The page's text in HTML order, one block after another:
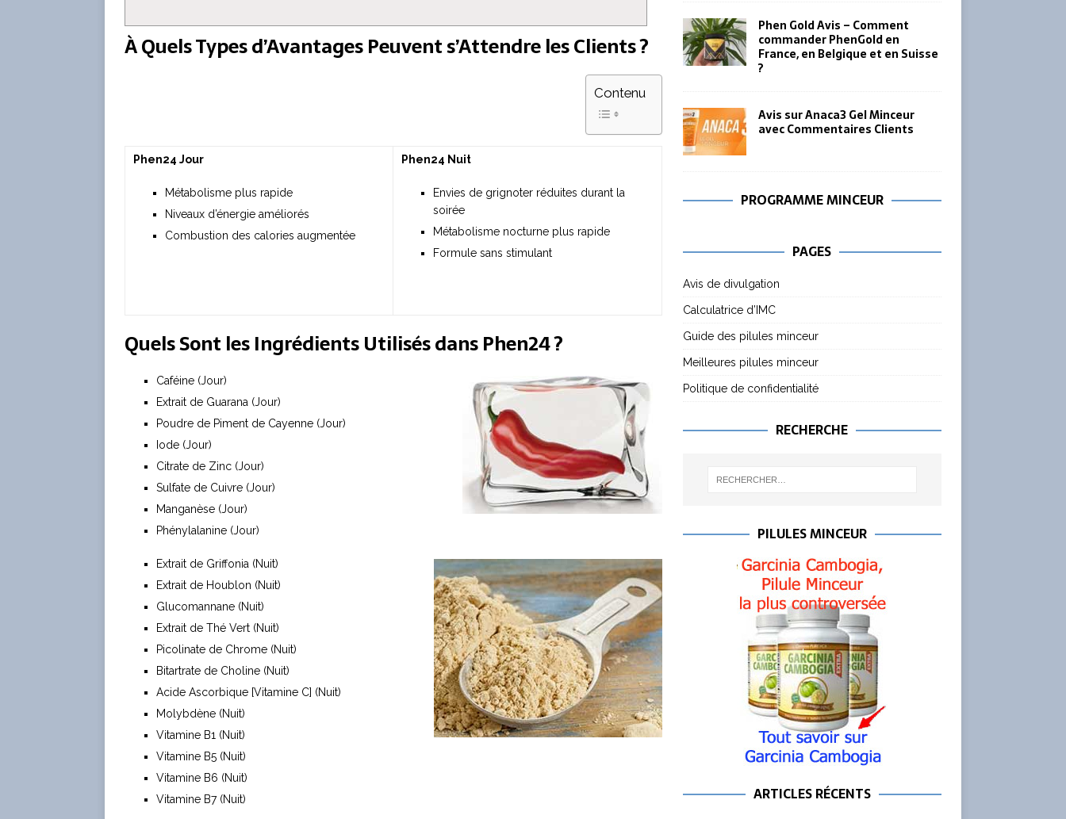
À Quels Types d’Avantages Peuvent s’Attendre les Clients ?
Contenu
Phen24 Jour
Métabolisme plus rapide
Niveaux d’énergie améliorés
Combustion des calories augmentée
Phen24 Nuit
Envies de grignoter réduites durant la
soirée
Métabolisme nocturne plus rapide
Formule sans stimulant
Quels Sont les Ingrédients Utilisés dans Phen24 ?
Caféine (Jour)
Extrait de Guarana (Jour)
Poudre de Piment de Cayenne (Jour)
Iode (Jour)
Citrate de Zinc (Jour)
Sulfate de Cuivre (Jour)
Manganèse (Jour)
Phénylalanine (Jour)
Extrait de Griffonia (Nuit)
Extrait de Houblon (Nuit)
Glucomannane (Nuit)
Extrait de Thé Vert (Nuit)
Picolinate de Chrome (Nuit)
Bitartrate de Choline (Nuit)
Acide Ascorbique [Vitamine C] (Nuit)
Molybdène (Nuit)
Vitamine B1 (Nuit)
Vitamine B5 (Nuit)
Vitamine B6 (Nuit)
Vitamine B7 (Nuit)
Phen Gold Avis – Comment
commander PhenGold en
France, en Belgique et en Suisse
?
Avis sur Anaca3 Gel Minceur
avec Commentaires Clients
PROGRAMME MINCEUR
PAGES
Avis de divulgation
Calculatrice d’IMC
Guide des pilules minceur
Meilleures pilules minceur
Politique de confidentialité
RECHERCHE
PILULES MINCEUR
ARTICLES RÉCENTS